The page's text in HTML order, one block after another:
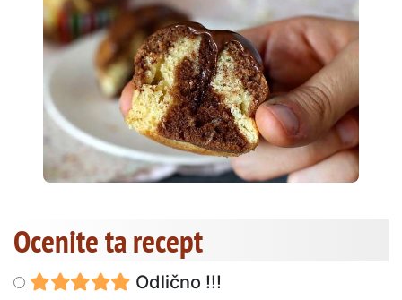
Ocenite ta recept
Odlično !!!